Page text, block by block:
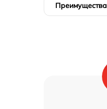
Преимущества